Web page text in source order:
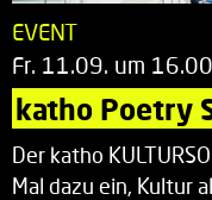
EVENT
Fr. 11.09. um
katho Poetry
Der katho
Mal dazu ein, Kultur